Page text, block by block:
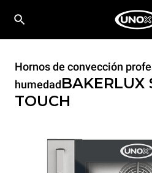
Hornos de convección
humedad
TOUCH